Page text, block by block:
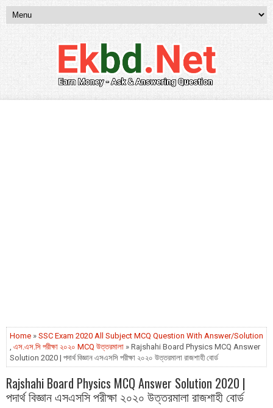
Home » SSC Exam 2020 All Subject MCQ Question With Answer/Solution
, এস.এস.সি পরীক্ষা ২০২০ MCQ উত্তরমালা » Rajshahi Board Physics MCQ Answer
Solution 2020 | পদার্থ বিজ্ঞান এসএসসি পরীক্ষা ২০২০ উত্তরমালা রাজশাহী বোর্ড
Rajshahi Board Physics MCQ Answer Solution 2020 |
পদার্থ বিজ্ঞান এসএসসি পরীক্ষা ২০২০ উত্তরমালা রাজশাহী বোর্ড